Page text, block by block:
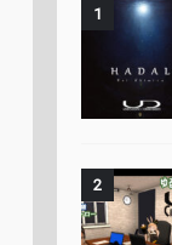
1
2